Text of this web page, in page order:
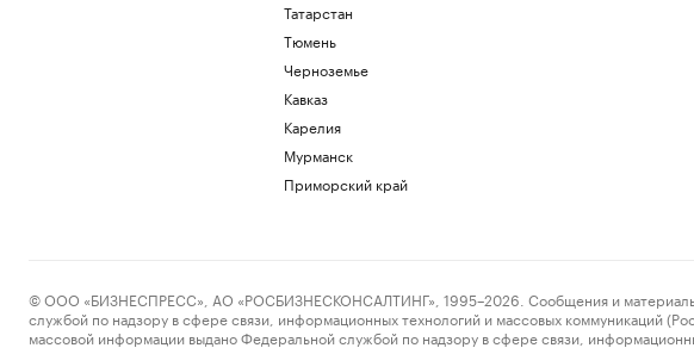
Татарстан
Тюмень
Черноземье
Кавказ
Карелия
Мурманск
Приморский край
© ООО «БИЗНЕСПРЕСС», АО «РОСБИЗНЕСКОНСАЛТИНГ», 1995–2026. Сообщения и материалы
службой по надзору в сфере связи, информационных технологий и массовых коммуникаций
массовой информации выдано Федеральной службой по надзору в сфере связи,